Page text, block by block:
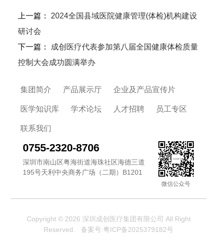
上一篇： 2024全国县域医院健康管理(体检)机构建设
研讨会
下一篇： 成创医疗代表参加第八届全国健康体检质量
控制大会成功圆满举办
集团简介 产品展示厅 企业及产品宣传片
医学知识库 学术论坛 人才招聘 员工专区
联系我们
0755-2320-8706
深圳市南山区粤海街道海珠社区海德三道
195号天利中央商务广场（二期）B1201
微信公众号
Copyright © 2026 深圳成创医疗集团有限公司 All Right
Reserved.
备案号:粤ICP备2025379182号